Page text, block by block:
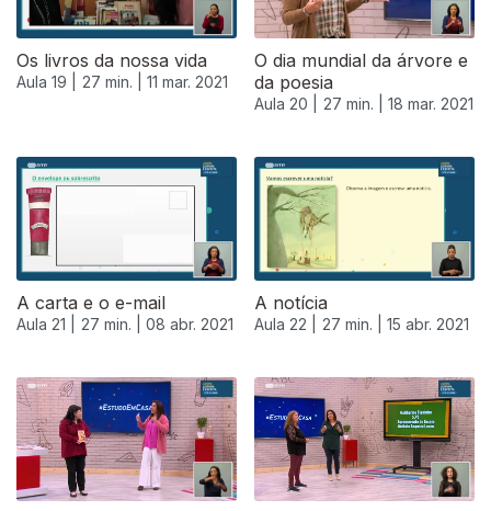
Os livros da nossa vida
Aula 19 | 27 min. | 11 mar. 2021
O dia mundial da árvore e
da poesia
Aula 20 | 27 min. | 18 mar. 2021
A carta e o e-mail
Aula 21 | 27 min. | 08 abr. 2021
A notícia
Aula 22 | 27 min. | 15 abr. 2021
540379